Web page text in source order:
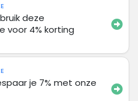
deze
voor 4% korting
je 7% met onze